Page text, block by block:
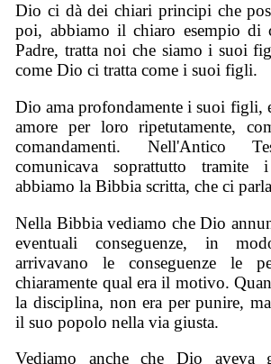
Dio ci dà dei chiari principi che
poi, abbiamo il chiaro esempio di
Padre, tratta noi che siamo i suoi
come Dio ci tratta come i suoi figli.
Dio ama profondamente i suoi figli,
amore per loro ripetutamente,
comandamenti. Nell'Antico
comunicava soprattutto
abbiamo la Bibbia scritta, che ci
Nella Bibbia vediamo che Dio
eventuali conseguenze, in
arrivavano le conseguenze le
chiaramente qual era il motivo.
la disciplina, non era per punire,
il suo popolo nella via giusta.
Vediamo anche che Dio aveva